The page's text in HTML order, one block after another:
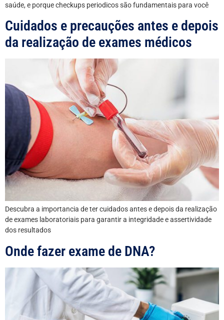
saúde, e porque checkups periodicos são fundamentais para você
Cuidados e precauções antes e depois
da realização de exames médicos
Descubra a importancia de ter cuidados antes e depois da realização
de exames laboratoriais para garantir a integridade e assertividade
dos resultados
Onde fazer exame de DNA?